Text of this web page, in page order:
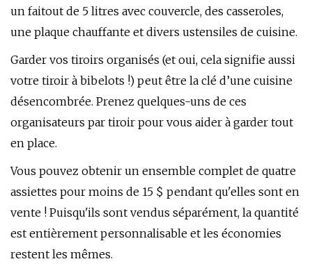
un faitout de 5 litres avec couvercle, des casseroles,
une plaque chauffante et divers ustensiles de cuisine.
Garder vos tiroirs organisés (et oui, cela signifie aussi
votre tiroir à bibelots !) peut être la clé d’une cuisine
désencombrée. Prenez quelques-uns de ces
organisateurs par tiroir pour vous aider à garder tout
en place.
Vous pouvez obtenir un ensemble complet de quatre
assiettes pour moins de 15 $ pendant qu'elles sont en
vente ! Puisqu'ils sont vendus séparément, la quantité
est entièrement personnalisable et les économies
restent les mêmes.